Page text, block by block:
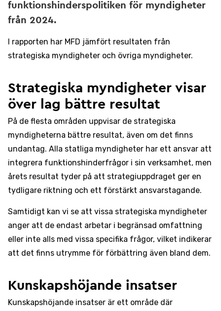
funktionshinderspolitiken för myndigheter
från 2024.
I rapporten har MFD jämfört resultaten från
strategiska myndigheter och övriga myndigheter.
Strategiska myndigheter visar
över lag bättre resultat
På de flesta områden uppvisar de strategiska
myndigheterna bättre resultat, även om det finns
undantag. Alla statliga myndigheter har ett ansvar att
integrera funktionshinderfrågor i sin verksamhet, men
årets resultat tyder på att strategiuppdraget ger en
tydligare riktning och ett förstärkt ansvarstagande.
Samtidigt kan vi se att vissa strategiska myndigheter
anger att de endast arbetar i begränsad omfattning
eller inte alls med vissa specifika frågor, vilket indikerar
att det finns utrymme för förbättring även bland dem.
Kunskapshöjande insatser
Kunskapshöjande insatser är ett område där